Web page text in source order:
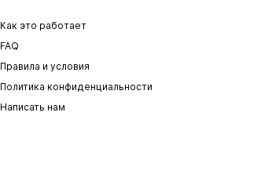
Как это работает
FAQ
Правила и условия
Политика конфиденциальности
Написать нам